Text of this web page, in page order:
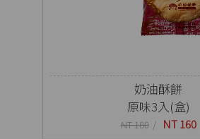
奶油酥餅
原味3入(盒)
NT 180 NT 160